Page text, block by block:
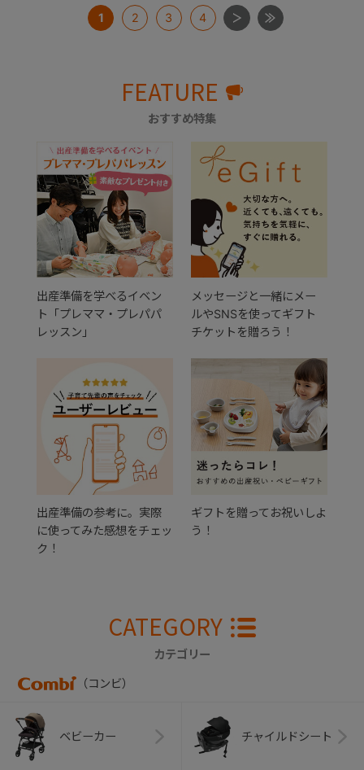
1 2 3 4
FEATURE
おすすめ特集
出産準備を学べるイベン
ト「プレママ・プレパパ
レッスン」
メッセージと一緒にメー
ルやSNSを使ってギフト
チケットを贈ろう！
出産準備の参考に。実際
に使ってみた感想をチェッ
ク！
ギフトを贈ってお祝いしよ
う！
CATEGORY
カテゴリー
（コンビ）
ベビーカー チャイルドシート